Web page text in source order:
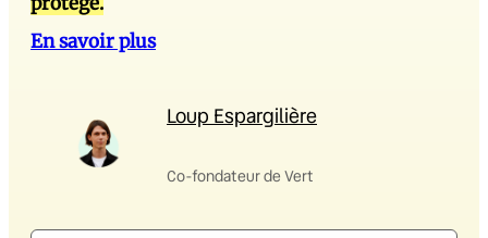
En savoir plus
Loup Espargilière
Co-fondateur de Vert